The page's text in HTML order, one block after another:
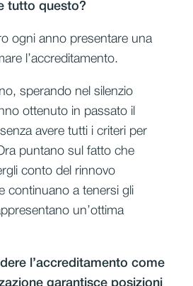
tutto questo?
ogni anno presentare una
l’accreditamento.
sperando nel silenzio
ottenuto in passato il
avere tutti i criteri per
puntano sul fatto che
conto del rinnovo
continuano a tenersi gli
un’ottima
l’accreditamento come
garantisce posizioni